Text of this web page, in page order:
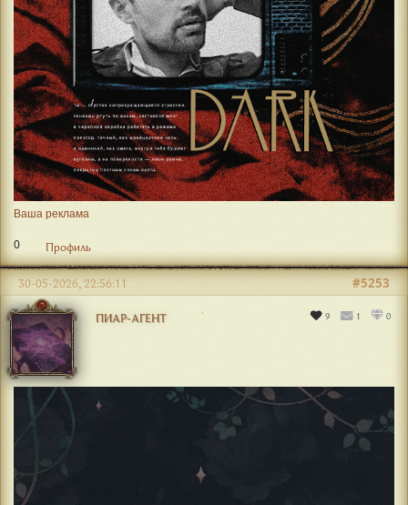
Ваша реклама
0 Профиль
ПИАР-АГЕНТ 9 1 0
#5253
30-05-2026, 22:56:11